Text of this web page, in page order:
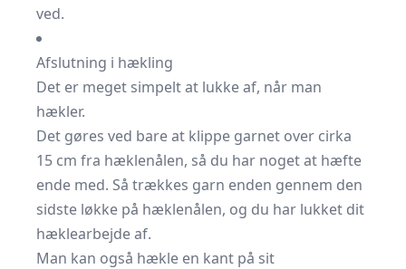
ved.
Afslutning i hækling
Det er meget simpelt at lukke af, når man
hækler.
Det gøres ved bare at klippe garnet over cirka
15 cm fra hæklenålen, så du har noget at hæfte
ende med. Så trækkes garn enden gennem den
sidste løkke på hæklenålen, og du har lukket dit
hæklearbejde af.
Man kan også hækle en kant på sit